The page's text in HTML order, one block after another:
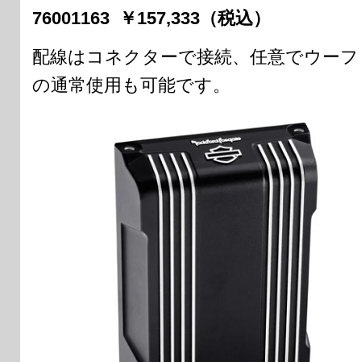
76001163 ￥157,333（税込）
配線はコネクターで接続、任意でウー
の通常使用も可能です。